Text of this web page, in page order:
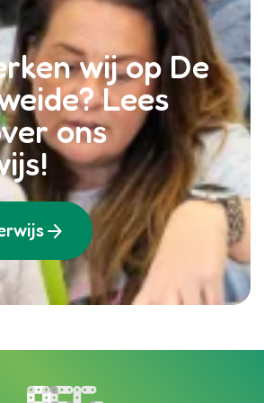
wij op De
Lees
ons
arrow_forward
Bezoek de homepagina van de